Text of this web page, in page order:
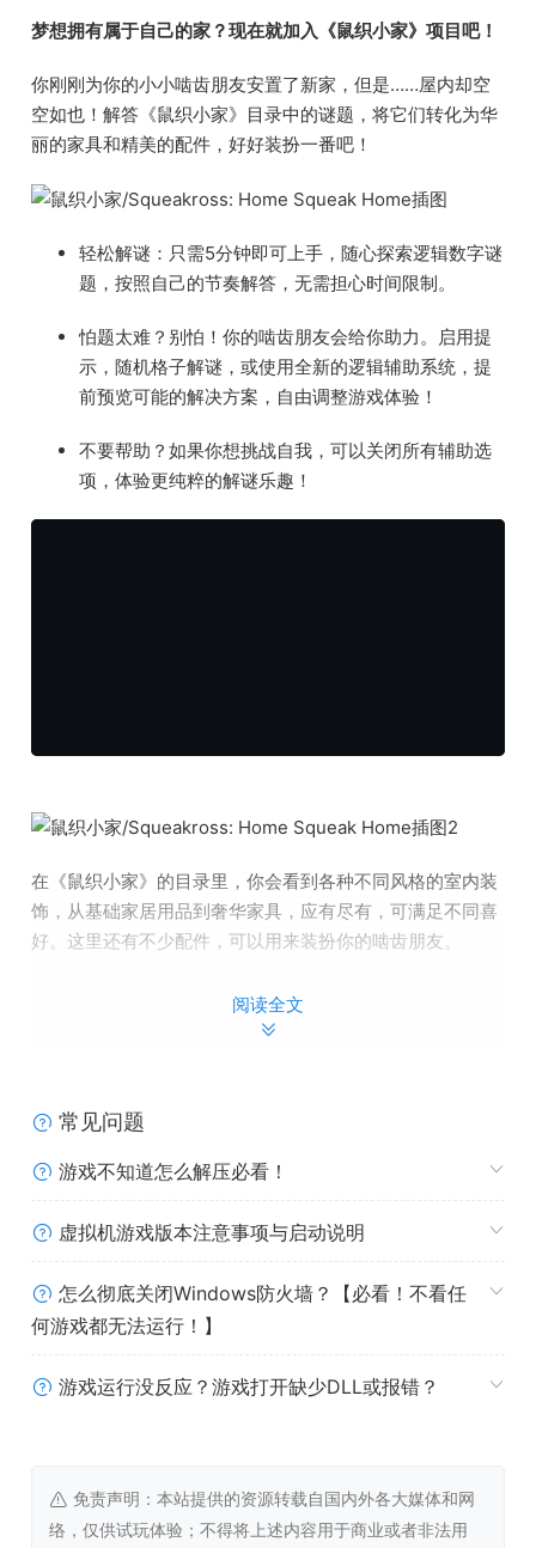
梦想拥有属于自己的家？现在就加入《鼠织小家》项目吧！
你刚刚为你的小小啮齿朋友安置了新家，但是……屋内却空
空如也！解答《鼠织小家》目录中的谜题，将它们转化为华
丽的家具和精美的配件，好好装扮一番吧！
轻松解谜：只需5分钟即可上手，随心探索逻辑数字谜
题，按照自己的节奏解答，无需担心时间限制。
怕题太难？别怕！你的啮齿朋友会给你助力。启用提
示，随机格子解谜，或使用全新的逻辑辅助系统，提
前预览可能的解决方案，自由调整游戏体验！
不要帮助？如果你想挑战自我，可以关闭所有辅助选
项，体验更纯粹的解谜乐趣！
在《鼠织小家》的目录里，你会看到各种不同风格的室内装
饰，从基础家居用品到奢华家具，应有尽有，可满足不同喜
好。这里还有不少配件，可以用来装扮你的啮齿朋友。
啊……当《鼠织小家》谜题摇身一变，化为漂亮物件的那一
阅读全文
常见问题
游戏不知道怎么解压必看！
虚拟机游戏版本注意事项与启动说明
怎么彻底关闭Windows防火墙？【必看！不看任
何游戏都无法运行！】
游戏运行没反应？游戏打开缺少DLL或报错？
免责声明：本站提供的资源转载自国内外各大媒体和网
络，仅供试玩体验；不得将上述内容用于商业或者非法用